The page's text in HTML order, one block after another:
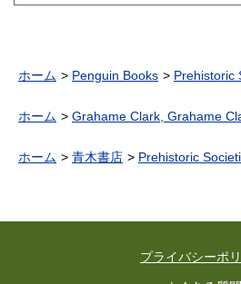
ホーム Penguin Books Prehistoric
ホーム Grahame Clark, Grahame
ホーム 青木書店 Prehistoric
プライバシーポ